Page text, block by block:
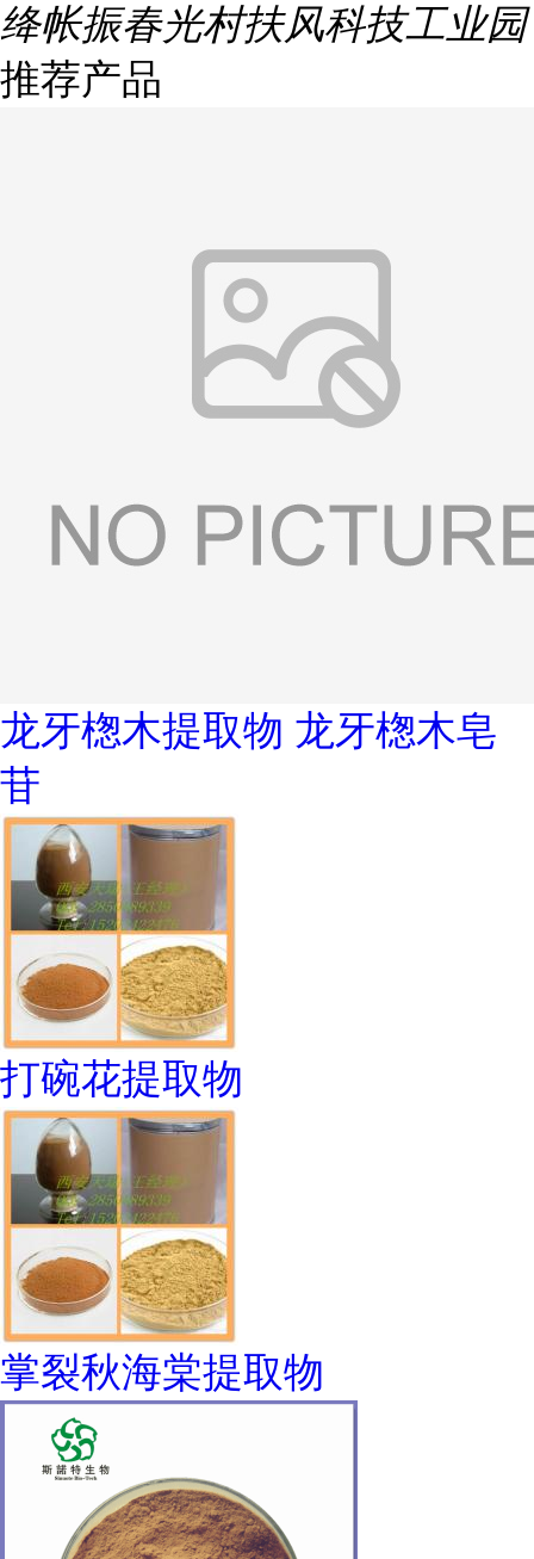
绛帐振春光村扶风科技工业园
推荐产品
龙牙楤木提取物 龙牙楤木皂
苷
打碗花提取物
掌裂秋海棠提取物